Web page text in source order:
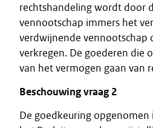
rechtshandeling wordt door
vennootschap immers het
verdwijnende vennootschap
verkregen. De goederen die
van het vermogen gaan van
Beschouwing vraag 2
De goedkeuring opgenomen